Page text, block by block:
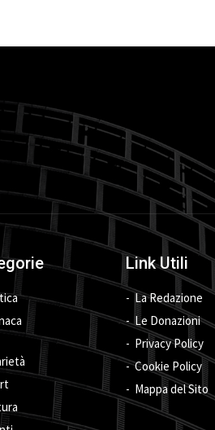
Link Utili
La Redazione
Le Donazioni
Privacy Policy
Cookie Policy
Mappa del Sito